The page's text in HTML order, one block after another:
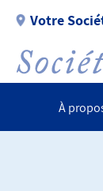
contenu
principal
Votre
À